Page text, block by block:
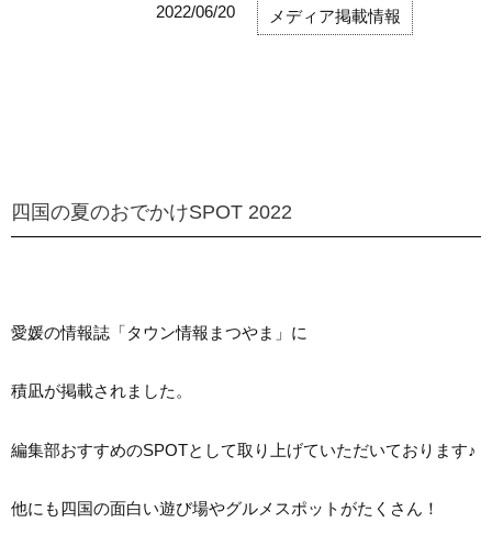
2022/06/20 メディア掲載情報
四国の夏のおでかけSPOT 2022
愛媛の情報誌「タウン情報まつやま」に
積凪が掲載されました。
編集部おすすめのSPOTとして取り上げていただいております♪
他にも四国の面白い遊び場やグルメスポットがたくさん！